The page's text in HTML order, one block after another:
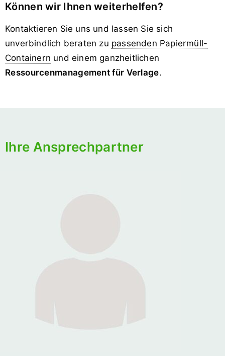
Können wir Ihnen weiterhelfen?
Kontaktieren Sie uns und lassen Sie sich
unverbindlich beraten zu passenden Papiermüll-
Containern und einem ganzheitlichen
Ressourcenmanagement für Verlage.
Ihre Ansprechpartner